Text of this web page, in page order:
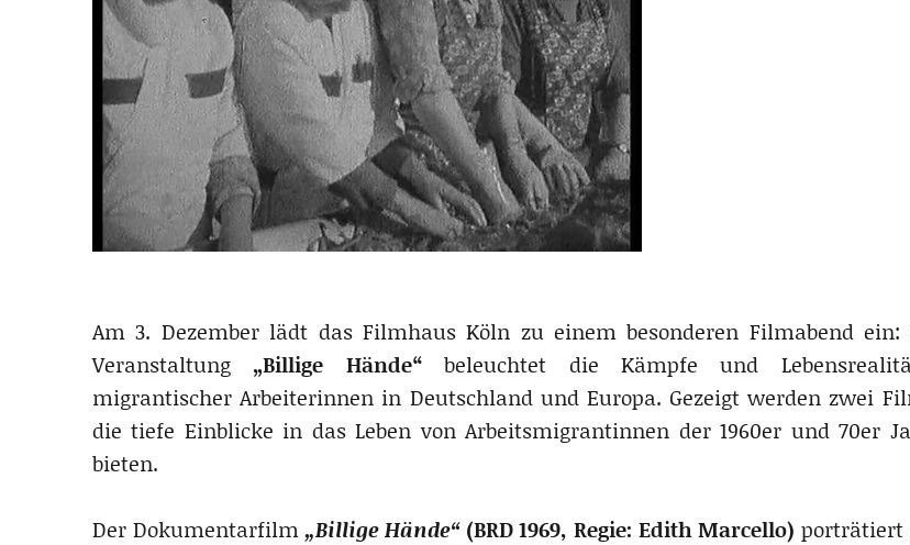
Am 3. Dezember lädt das Filmhaus Köln zu einem besonderen Filmabend ein:
Veranstaltung „Billige Hände“beleuchtet die Kämpfe und
migrantischer Arbeiterinnen in Deutschland und Europa. Gezeigt werden zwei
die tiefe Einblicke in das Leben von Arbeitsmigrantinnen der 1960er und 70er
bieten.
Der Dokumentarfilm„Billige Hände“(BRD 1969, Regie: Edith Marcello)porträtiert